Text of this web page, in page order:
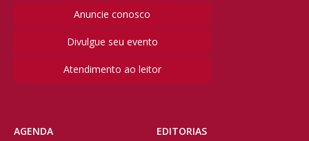
Anuncie conosco
Divulgue seu evento
Atendimento ao leitor
AGENDA EDITORIAS